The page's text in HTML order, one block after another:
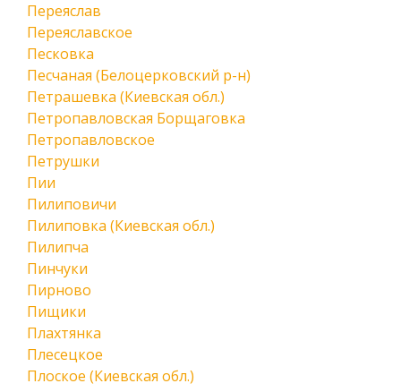
Переяслав
Переяславское
Песковка
Песчаная (Белоцерковский р-н)
Петрашевка (Киевская обл.)
Петропавловская Борщаговка
Петропавловское
Петрушки
Пии
Пилиповичи
Пилиповка (Киевская обл.)
Пилипча
Пинчуки
Пирново
Пищики
Плахтянка
Плесецкое
Плоское (Киевская обл.)